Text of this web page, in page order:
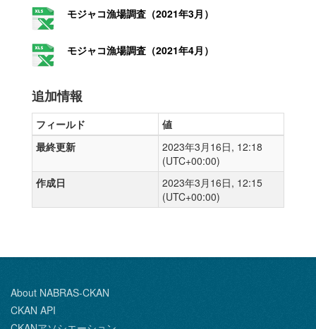
モジャコ漁場調査（2021年3月）
モジャコ漁場調査（2021年4月）
追加情報
フィールド
値
最終更新
2023年3月16日, 12:18
(UTC+00:00)
作成日
2023年3月16日, 12:15
(UTC+00:00)
About NABRAS-CKAN
CKAN API